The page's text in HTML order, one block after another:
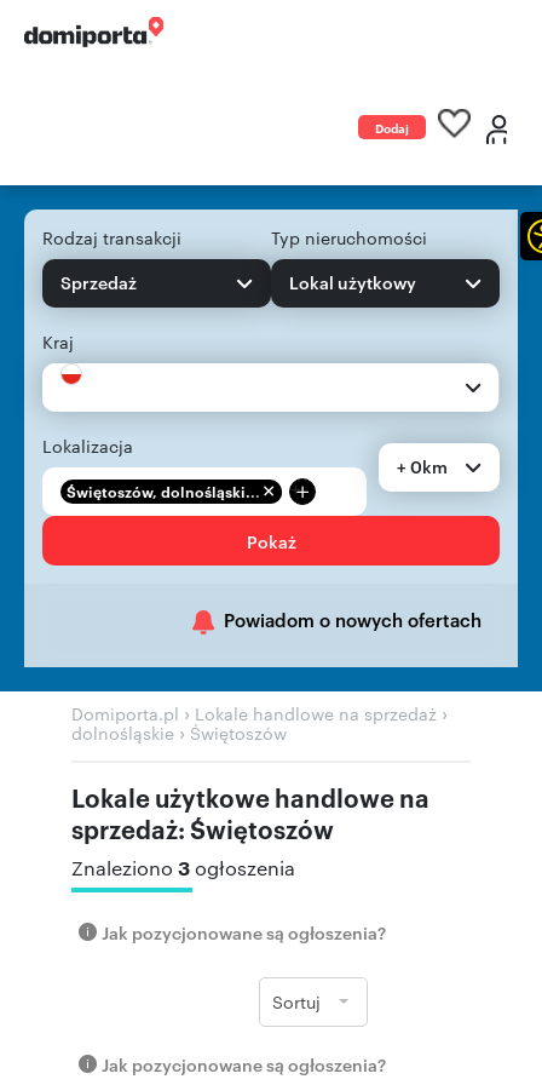
Dodaj
Rodzaj transakcji
Sprzedaż
Typ nieruchomości
Lokal użytkowy
Kraj
Lokalizacja
Świętoszów, dolnośląski... +
+ 0km
Pokaż
Powiadom o nowych ofertach
Domiporta.pl › Lokale handlowe na sprzedaż ›
dolnośląskie › Świętoszów
Lokale użytkowe handlowe na
sprzedaż: Świętoszów
Znaleziono 3ogłoszenia
Jak pozycjonowane są ogłoszenia?
Sortuj
Jak pozycjonowane są ogłoszenia?